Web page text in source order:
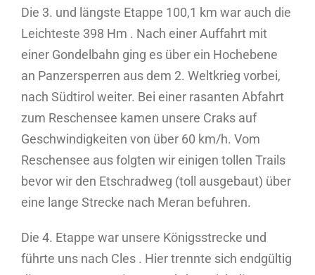
Die 3. und längste Etappe 100,1 km war auch die
Leichteste 398 Hm . Nach einer Auffahrt mit
einer Gondelbahn ging es über ein Hochebene
an Panzersperren aus dem 2. Weltkrieg vorbei,
nach Südtirol weiter. Bei einer rasanten Abfahrt
zum Reschensee kamen unsere Craks auf
Geschwindigkeiten von über 60 km/h. Vom
Reschensee aus folgten wir einigen tollen Trails
bevor wir den Etschradweg (toll ausgebaut) über
eine lange Strecke nach Meran befuhren.
Die 4. Etappe war unsere Königsstrecke und
führte uns nach Cles . Hier trennte sich endgültig